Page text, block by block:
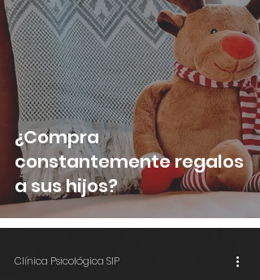
¿Compra
constantemente regalos
a sus hijos?
Clínica Psicológica SIP